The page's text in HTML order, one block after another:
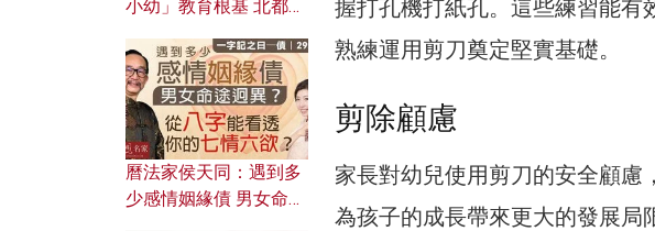
握打孔機打紙孔。這些練習能有
熟練運用剪刀奠定堅實基礎。
剪除顧慮
家長對幼兒使用剪刀的安全顧
為孩子的成長帶來更大的發展局
小幼」教育根基 北都如
曆法家侯天同：遇到多
少感情姻緣債 男女命途